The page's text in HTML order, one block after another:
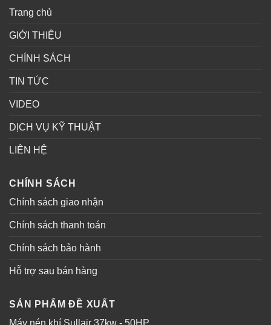
Trang chủ
GIỚI THIỆU
CHÍNH SÁCH
TIN TỨC
VIDEO
DỊCH VỤ KỸ THUẬT
LIÊN HỆ
CHÍNH SÁCH
Chính sách giao nhận
Chính sách thanh toán
Chính sách bảo hành
Hỗ trợ sau bán hàng
SẢN PHẨM ĐỀ XUẤT